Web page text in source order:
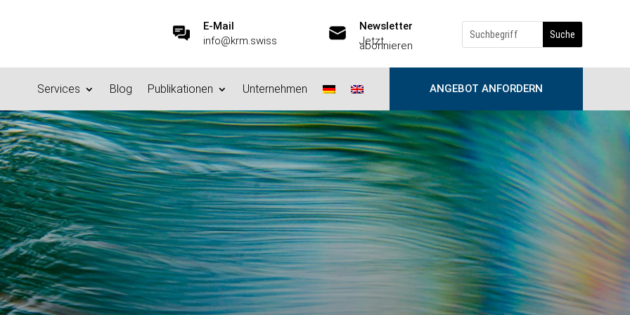
E-Mail
info@krm.swiss
Newsletter
Jetzt
abonnieren
Services Blog Publikationen Unternehmen ANGEBOT ANFORDERN
Management Pain Points
12.7.2017|Records Management & Archivierung|0 Kommentare